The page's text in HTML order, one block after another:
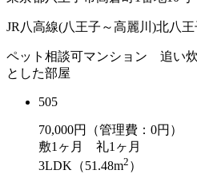
JR八高線(八王子～高麗川)北八
ペット相談可マンション 追い
とした部屋
505
70,000円（管理費：0円）
敷1ヶ月 礼1ヶ月
3LDK（51.48m2 ）